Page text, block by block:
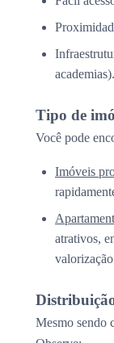
academias).
Tipo de
Você pode
Imóveis
atrativos,
Mesmo sendo